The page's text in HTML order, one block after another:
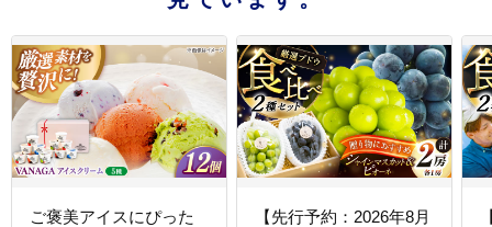
ご褒美アイスにぴった
【先行予約：2026年8月